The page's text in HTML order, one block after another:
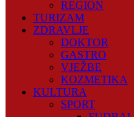
REGION
TURIZAM
ZDRAVLJE
DOKTOR
GASTRO
VJEŽBE
KOZMETIKA
KULTURA
SPORT